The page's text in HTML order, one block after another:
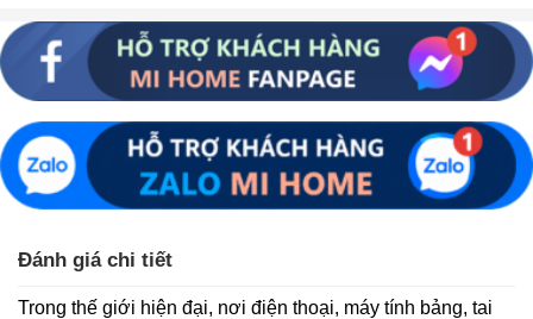
Đánh giá chi tiết
Trong thế giới hiện đại, nơi điện thoại, máy tính bảng, tai